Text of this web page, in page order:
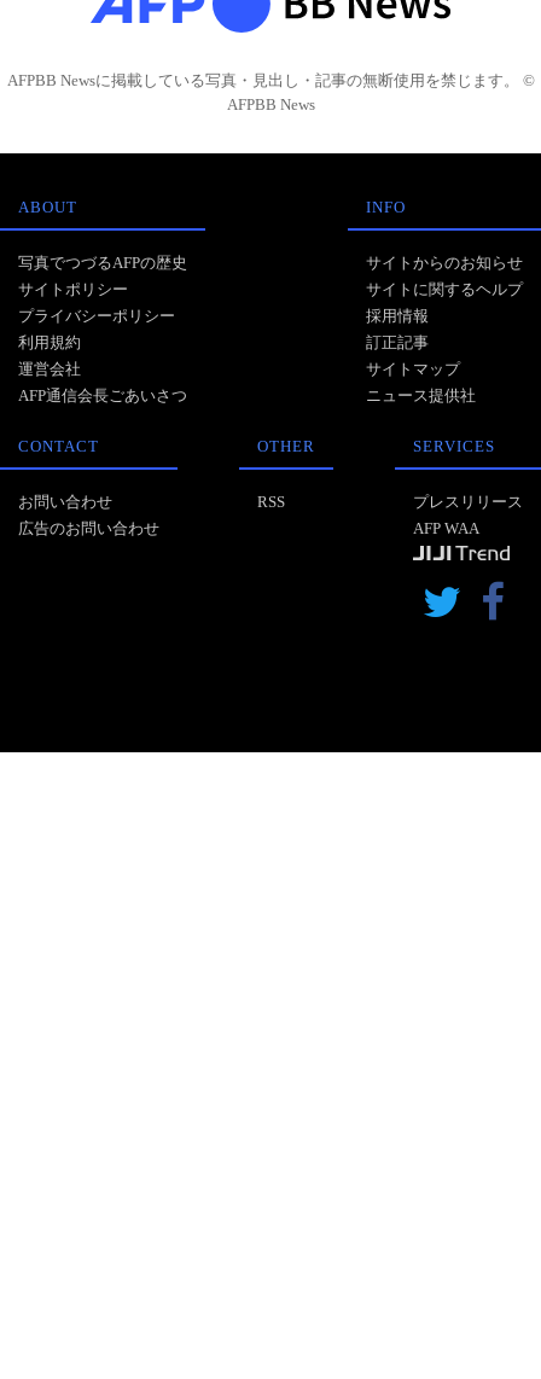
AFPBB Newsに掲載している写真・見出し・記事の無断使用を禁じます。 ©
AFPBB News
ABOUT
写真でつづるAFPの歴史
サイトポリシー
プライバシーポリシー
利用規約
運営会社
AFP通信会長ごあいさつ
INFO
サイトからのお知らせ
サイトに関するヘルプ
採用情報
訂正記事
サイトマップ
ニュース提供社
CONTACT
お問い合わせ
広告のお問い合わせ
OTHER
RSS
SERVICES
プレスリリース
AFP WAA